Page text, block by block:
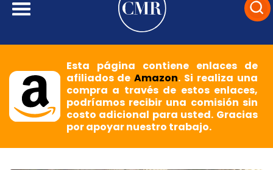
Esta página contiene enlaces de
afiliados deAmazon. Si realiza una
compra a través de estos enlaces,
podríamos recibir una comisión sin
costo adicional para usted. Gracias
por apoyar nuestro trabajo.